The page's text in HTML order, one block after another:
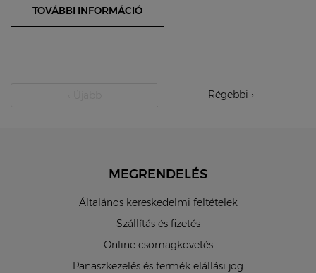
TOVÁBBI INFORMÁCIÓ
Régebbi ›
MEGRENDELÉS
Általános kereskedelmi feltételek
Szállítás és fizetés
Online csomagkövetés
Panaszkezelés és termék elállási jog